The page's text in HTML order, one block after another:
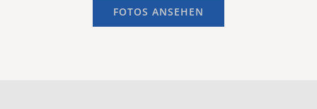
FOTOS ANSEHEN